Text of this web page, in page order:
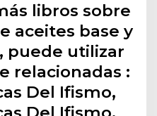
libros sobre
aceites base y
puede utilizar
relacionadas :
Del Ifismo,